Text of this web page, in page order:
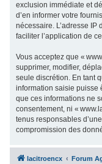
exclusion immédiate et
d’en informer votre
nécessaire. L’adresse
faciliter l’application de
Vous acceptez que «
supprimer, modifier,
seule discrétion. En tant
information saisie puisse
que ces informations ne
consentement, ni «
tenus responsables
compromission des
lacitroencx Forum